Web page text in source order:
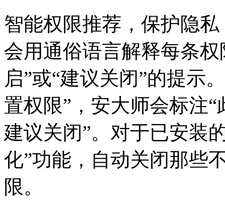
智能权限推荐，保护隐
会用通俗语言解释每条
启”或“建议关闭”的提示
置权限”，安大师会标注
建议关闭”。对于已安装
化”功能，自动关闭那些
限。